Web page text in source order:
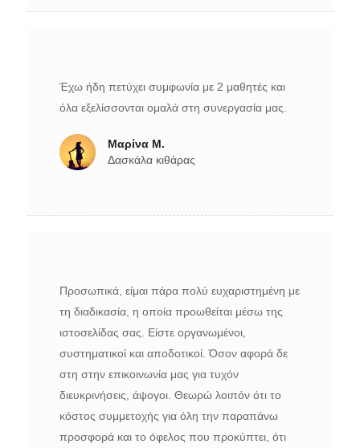
Έχω ήδη πετύχει συμφωνία με 2 μαθητές και
όλα εξελίσσονται ομαλά στη συνεργασία μας.
Μαρίνα Μ.
Δασκάλα κιθάρας
Προσωπικά, είμαι πάρα πολύ ευχαριστημένη με
τη διαδικασία, η οποία προωθείται μέσω της
ιστοσελίδας σας. Είστε οργανωμένοι,
συστηματικοί και αποδοτικοί. Όσον αφορά δε
στη στην επικοινωνία μας για τυχόν
διευκρινήσεις, άψογοι. Θεωρώ λοιπόν ότι το
κόστος συμμετοχής για όλη την παραπάνω
προσφορά και το όφελος που προκύπτει, ότι